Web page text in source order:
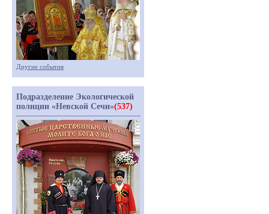
Другие события
Подразделение Экологической
полиции «Невской Сечи»(537)